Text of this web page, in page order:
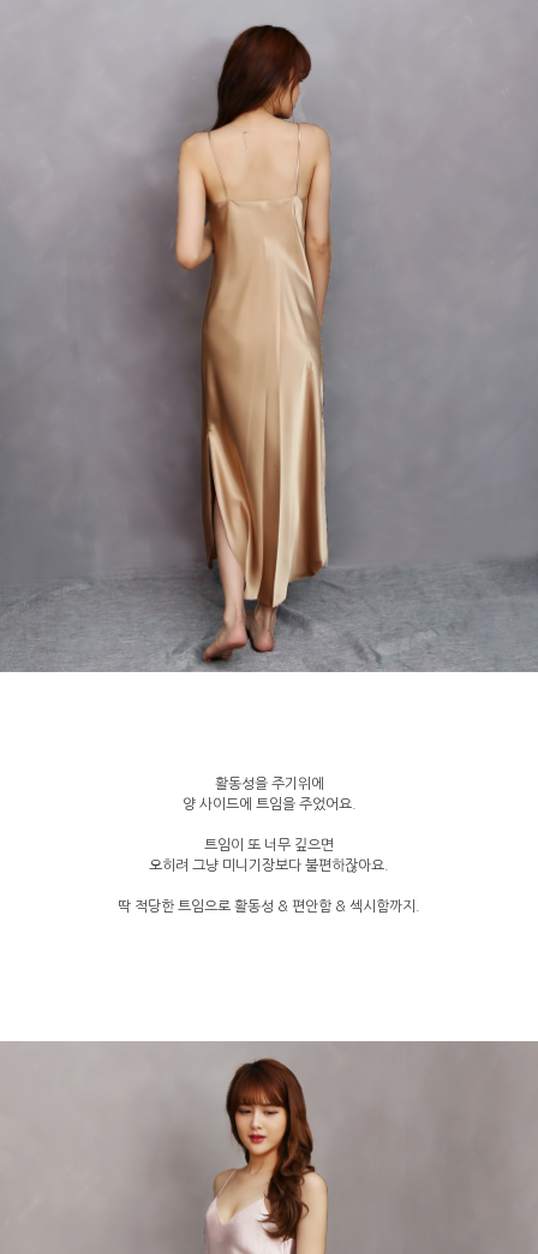
활동성을 주기위에
양 사이드에 트임을 주었어요.
트임이 또 너무 깊으면
오히려 그냥 미니기장보다 불편하잖아요.
딱 적당한 트임으로 활동성 & 편안함 & 섹시함까지.